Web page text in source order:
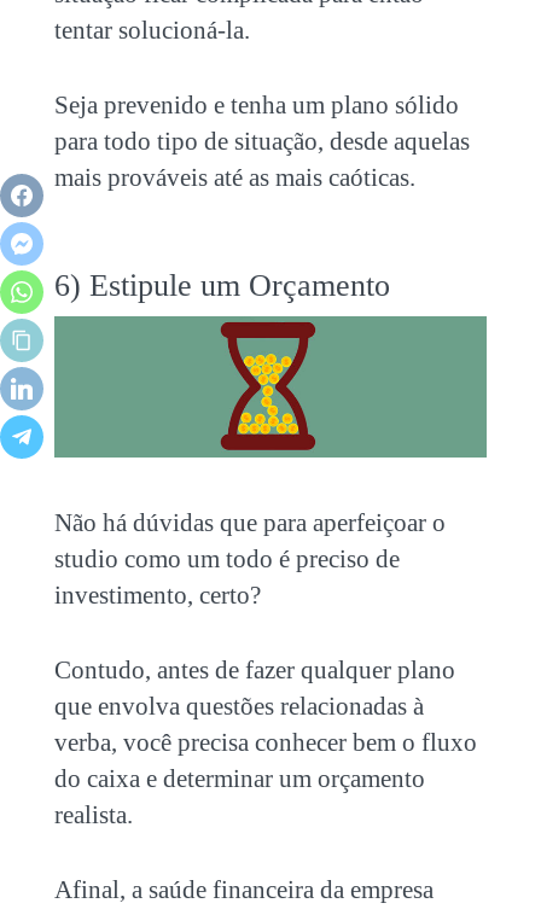
tentar solucioná-la.
Seja prevenido e tenha um plano sólido
para todo tipo de situação, desde aquelas
mais prováveis até as mais caóticas.
6) Estipule um Orçamento
Não há dúvidas que para aperfeiçoar o
studio como um todo é preciso de
investimento, certo?
Contudo, antes de fazer qualquer plano
que envolva questões relacionadas à
verba, você precisa conhecer bem o fluxo
do caixa e determinar um orçamento
realista.
Afinal, a saúde financeira da empresa